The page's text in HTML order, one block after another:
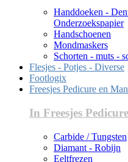
Handdoeken -
Onderzoekspapier
Handschoenen
Mondmaskers
Schorten - muts -
Flesjes - Potjes - Diverse
Footlogix
Freesjes Pedicure en
In Freesjes
Carbide / Tungsten
Diamant - Robijn
Eeltfrezen